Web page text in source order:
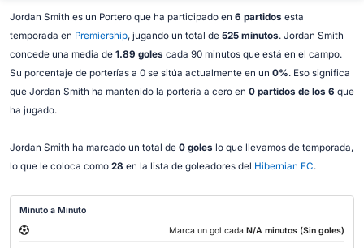
Jordan Smith es un Portero que ha participado en 6 partidos esta
temporada en Premiership, jugando un total de 525 minutos. Jordan Smith
concede una media de 1.89 goles cada 90 minutos que está en el campo.
Su porcentaje de porterías a 0 se sitúa actualmente en un 0%. Eso significa
que Jordan Smith ha mantenido la portería a cero en 0 partidos de los 6 que
ha jugado.
Jordan Smith ha marcado un total de 0 goles lo que llevamos de temporada,
lo que le coloca como 28 en la lista de goleadores del Hibernian FC.
Minuto a Minuto
Marca un gol cada N/A minutos (Sin goles)